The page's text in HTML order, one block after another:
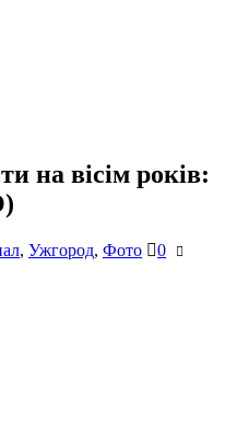
на вісім років:
, Ужгород, Фото
0